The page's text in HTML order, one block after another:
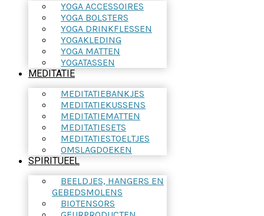
YOGA ACCESSOIRES
YOGA BOLSTERS
YOGA DRINKFLESSEN
YOGAKLEDING
YOGA MATTEN
YOGATASSEN
MEDITATIE
MEDITATIEBANKJES
MEDITATIEKUSSENS
MEDITATIEMATTEN
MEDITATIESETS
MEDITATIESTOELTJES
OMSLAGDOEKEN
SPIRITUEEL
BEELDJES, HANGERS EN
GEBEDSMOLENS
BIOTENSORS